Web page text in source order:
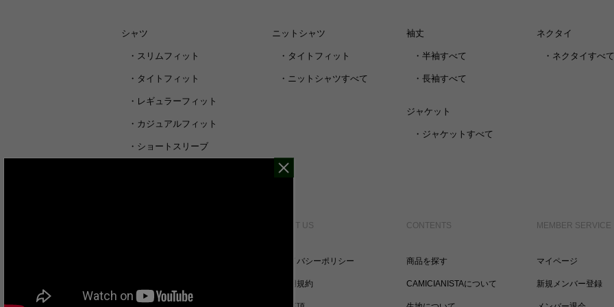
シャツ
・ スリムフィット
・ タイトフィット
・ レギュラーフィット
・ カジュアルフィット
・ ショートスリーブ
ニットシャツ
・ タイトフィット
・ ニットシャツすべて
袖丈
・ 半袖すべて
・ 長袖すべて
ジャケット
・ ジャケットすべて
ネクタイ
・ ネクタイすべて
ABOUT US
プライバシーポリシー
ご利用規約
CONTENTS
商品を探す
CAMICIANISTAについて
MEMBER SERVICE
マイページ
新規メンバー登録